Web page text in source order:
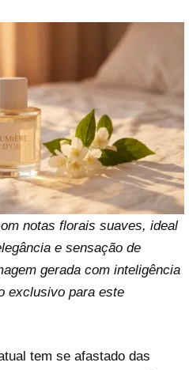
notas florais suaves, ideal
e sensação de
gerada com inteligência
exclusivo para este
tem se afastado das